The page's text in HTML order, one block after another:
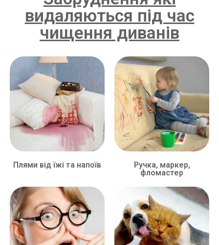
видаляються під час
чищення диванів
Плями від їжі та напоїв
Ручка, маркер,
фломастер